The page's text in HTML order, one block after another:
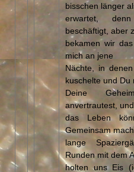
bisschen länger
erwartet,
beschäftigt, aber
bekamen wir
mich an jene
Nächte, in
kuschelte und Du
Deine
anvertrautest,
das Leben
Gemeinsam
lange
Runden mit dem
holten uns Eis